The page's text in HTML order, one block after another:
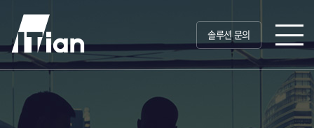
솔루션 문의